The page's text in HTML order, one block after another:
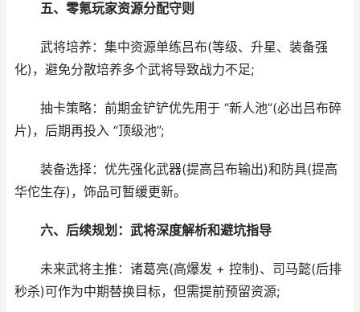
五、零氪玩家资源分配守则
武将培养：集中资源单练吕布(等级、升星、装备强
化)，避免分散培养多个武将导致战力不足;
抽卡策略：前期金铲铲优先用于 “新人池”(必出吕布碎
片)，后期再投入 “顶级池”;
装备选择：优先强化武器(提高吕布输出)和防具(提高
华佗生存)，饰品可暂缓更新。
六、后续规划：武将深度解析和避坑指导
未来武将主推：诸葛亮(高爆发 + 控制)、司马懿(后排
秒杀)可作为中期替换目标，但需提前预留资源;